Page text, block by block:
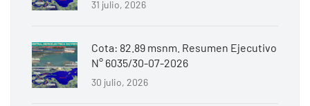
31 julio, 2026
Cota: 82.89 msnm. Resumen Ejecutivo
N° 6035/30-07-2026
30 julio, 2026